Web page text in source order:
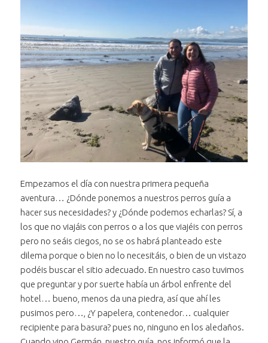
Empezamos el día con nuestra primera pequeña
aventura… ¿Dónde ponemos a nuestros perros guía a
hacer sus necesidades? y ¿Dónde podemos echarlas? Sí, a
los que no viajáis con perros o a los que viajéis con perros
pero no seáis ciegos, no se os habrá planteado este
dilema porque o bien no lo necesitáis, o bien de un vistazo
podéis buscar el sitio adecuado. En nuestro caso tuvimos
que preguntar y por suerte había un árbol enfrente del
hotel… bueno, menos da una piedra, así que ahí les
pusimos pero…, ¿Y papelera, contenedor… cualquier
recipiente para basura? pues no, ninguno en los aledaños.